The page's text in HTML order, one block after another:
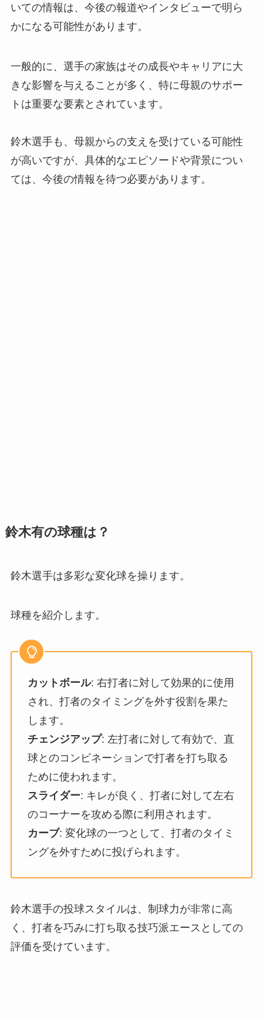
いての情報は、今後の報道やインタビューで明ら
かになる可能性があります。
一般的に、選手の家族はその成長やキャリアに大
きな影響を与えることが多く、特に母親のサポー
トは重要な要素とされています。
鈴木選手も、母親からの支えを受けている可能性
が高いですが、具体的なエピソードや背景につい
ては、今後の情報を待つ必要があります。
鈴木有の球種は？
鈴木選手は多彩な変化球を操ります。
球種を紹介します。
カットボール: 右打者に対して効果的に使用
され、打者のタイミングを外す役割を果た
します。
チェンジアップ: 左打者に対して有効で、直
球とのコンビネーションで打者を打ち取る
ために使われます。
スライダー: キレが良く、打者に対して左右
のコーナーを攻める際に利用されます。
カーブ: 変化球の一つとして、打者のタイミ
ングを外すために投げられます。
鈴木選手の投球スタイルは、制球力が非常に高
く、打者を巧みに打ち取る技巧派エースとしての
評価を受けています。